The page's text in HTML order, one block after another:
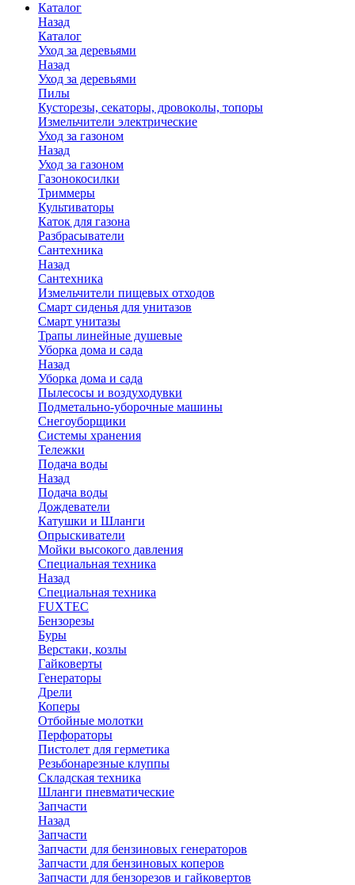
Каталог
Назад
Каталог
Уход за деревьями
Назад
Уход за деревьями
Пилы
Кусторезы, секаторы, дровоколы, топоры
Измельчители электрические
Уход за газоном
Назад
Уход за газоном
Газонокосилки
Триммеры
Культиваторы
Каток для газона
Разбрасыватели
Сантехника
Назад
Сантехника
Измельчители пищевых отходов
Смарт сиденья для унитазов
Смарт унитазы
Трапы линейные душевые
Уборка дома и сада
Назад
Уборка дома и сада
Пылесосы и воздуходувки
Подметально-уборочные машины
Снегоуборщики
Системы хранения
Тележки
Подача воды
Назад
Подача воды
Дождеватели
Катушки и Шланги
Опрыскиватели
Мойки высокого давления
Специальная техника
Назад
Специальная техника
FUXTEC
Бензорезы
Буры
Верстаки, козлы
Гайковерты
Генераторы
Дрели
Коперы
Отбойные молотки
Перфораторы
Пистолет для герметика
Резьбонарезные клуппы
Складская техника
Шланги пневматические
Запчасти
Назад
Запчасти
Запчасти для бензиновых генераторов
Запчасти для бензиновых коперов
Запчасти для бензорезов и гайковертов